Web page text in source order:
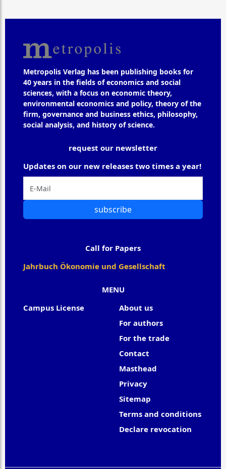
Metropolis Verlag has been publishing books for
40 years in the fields of economics and social
sciences, with a focus on economic theory,
environmental economics and policy, theory of the
firm, governance and business ethics, philosophy,
social analysis, and history of science.
MENU
Campus License
About us
For authors
For the trade
Contact
Masthead
Privacy
Sitemap
Terms and conditions
Declare revocation
request our newsletter
Updates on our new releases two times a year!
subscribe
Call for Papers
Jahrbuch Ökonomie und Gesellschaft